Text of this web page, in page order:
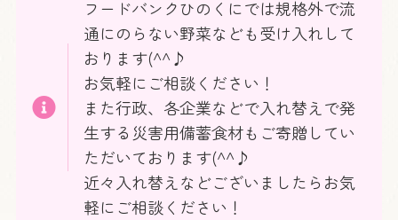
フードバンクひのくにでは規格外で流
通にのらない野菜なども受け入れして
おります(^^♪
お気軽にご相談ください！
また行政、各企業などで入れ替えで発
生する災害用備蓄食材もご寄贈してい
ただいております(^^♪
近々入れ替えなどございましたらお気
軽にご相談ください！